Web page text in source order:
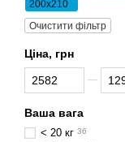
200x210
Очистити фільтр
Ціна, грн
Від Ціна, грн
До Ціна, грн
Ваша вага
< 20 кг 36